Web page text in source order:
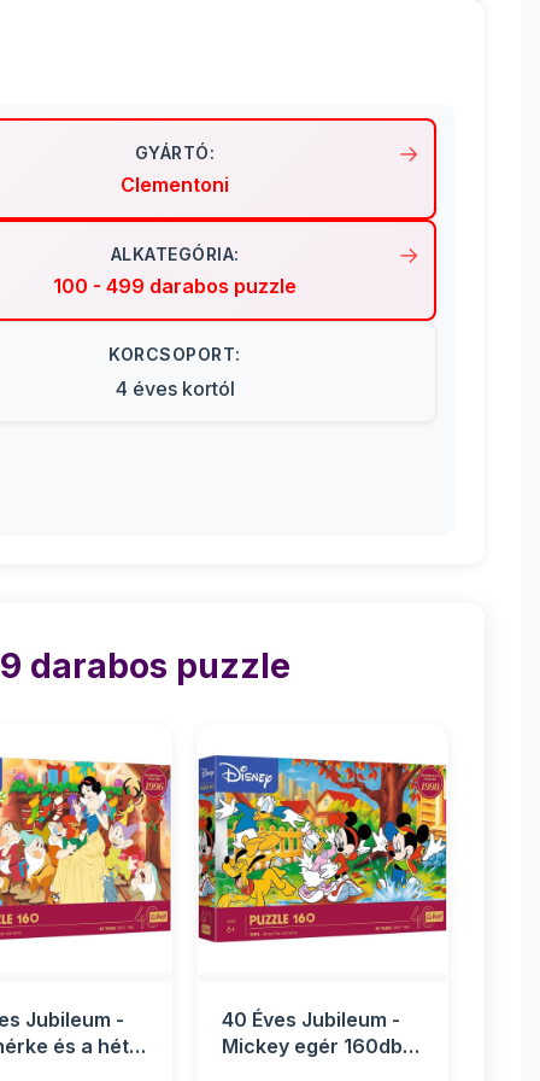
GYÁRTÓ:
Clementoni
ALKATEGÓRIA:
100 - 499 darabos puzzle
KORCSOPORT:
4 éves kortól
darabos puzzle
Jubileum -
és a hét
40 Éves Jubileum -
Mickey egér 160db-